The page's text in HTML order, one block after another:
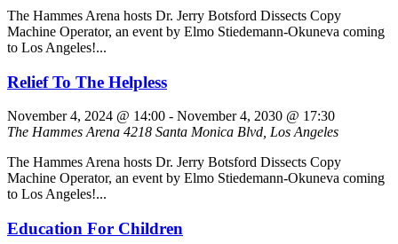
The Hammes Arena hosts Dr. Jerry Botsford Dissects Copy
Machine Operator, an event by Elmo Stiedemann-Okuneva coming
to Los Angeles!...
Relief To The Helpless
November 4, 2024 @ 14:00 - November 4, 2030 @ 17:30
The Hammes Arena 4218 Santa Monica Blvd, Los Angeles
The Hammes Arena hosts Dr. Jerry Botsford Dissects Copy
Machine Operator, an event by Elmo Stiedemann-Okuneva coming
to Los Angeles!...
Education For Children